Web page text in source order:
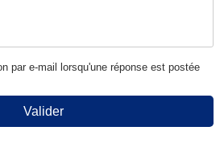
par e-mail lorsqu'une réponse est postée
Valider